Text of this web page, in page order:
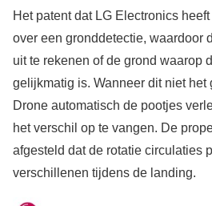
Het patent dat LG Electronics
over een gronddetectie, waardoor
uit te rekenen of de grond waarop
gelijkmatig is. Wanneer dit niet het
Drone automatisch de pootjes
het verschil op te vangen. De
afgesteld dat de rotatie circulaties
verschillenen tijdens de landing.